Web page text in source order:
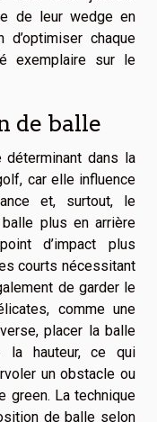
de leur wedge en
chaque
exemplaire sur le
de balle
dans la
car elle influence
et, surtout, le
plus en arrière
d’impact plus
courts nécessitant
de garder le
comme une
placer la balle
la hauteur, ce qui
un obstacle ou
green. La technique
de balle selon